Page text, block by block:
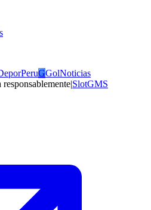
GGolNoticias
responsablemente|SlotGMS